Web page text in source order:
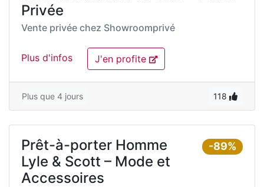
Privée
Vente privée chez Showroomprivé
Plus d'infos J'en profite
Plus que 4 jours 118
-89%
Prêt-à-porter Homme
Lyle & Scott – Mode et
Accessoires